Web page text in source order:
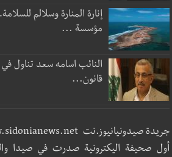
إنارة المنارة وسلالم
مؤسسة ...
النائب اسامه سعد تناول
قانون...
جريدة صيدونيانيوز.نت www.sidonianews.net